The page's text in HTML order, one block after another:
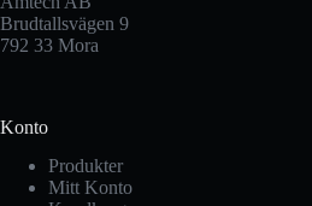
Brudtallsvägen 9
792 33 Mora
Konto
Produkter
Mitt Konto